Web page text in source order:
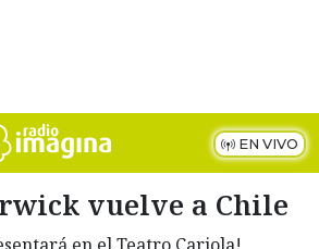
EN VIVO
vuelve a Chile